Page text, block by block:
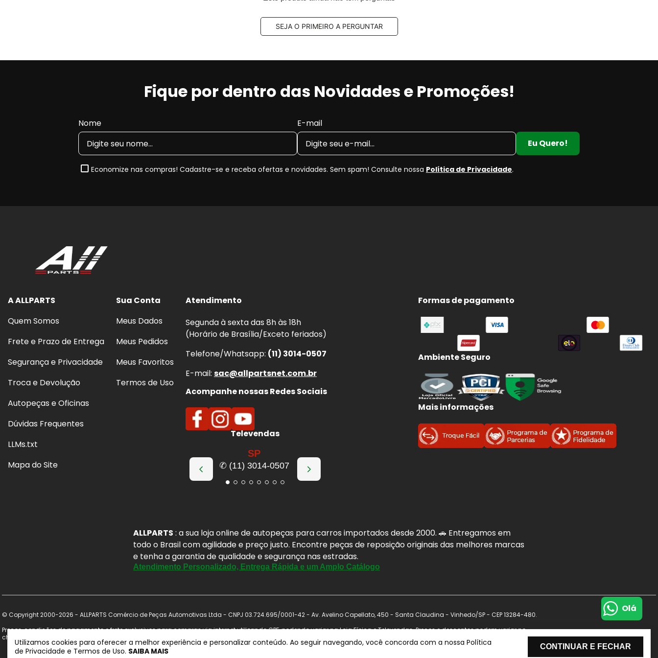
Olá
SEJA O PRIMEIRO A PERGUNTAR
Fique por dentro das Novidades e Promoções!
Nome
E-mail
Eu Quero!
Economize nas compras! Cadastre-se e receba ofertas e novidades. Sem spam! Consulte nossa Política de Privacidade.
A ALLPARTS
Quem Somos
Frete e Prazo de Entrega
Segurança e Privacidade
Troca e Devolução
Autopeças e Oficinas
Dúvidas Frequentes
LLMs.txt
Mapa do Site
Sua Conta
Meus Dados
Meus Pedidos
Meus Favoritos
Termos de Uso
Atendimento
Segunda à sexta das 8h às 18h
(Horário de Brasília/Exceto feriados)
Telefone/Whatsapp: (11) 3014-0507
E-mail: sac@allpartsnet.com.br
Acompanhe nossas Redes Sociais
Televendas
SP
✆ (11) 3014-0507
Formas de pagamento
Ambiente Seguro
Mais informações
ALLPARTS : a sua loja online de autopeças para carros importados desde 2000. 🚗 Entregamos em
todo o Brasil com agilidade e preço justo. Encontre peças de reposição originais das melhores marcas
e tenha a garantia de qualidade e segurança nas estradas.
Atendimento Personalizado, Entrega Rápida e um Amplo Catálogo
© Copyright 2000-2026 - ALLPARTS Comércio de Peças Automotivas Ltda - CNPJ 03.724.695/0001-42 - Av. Avelino Capellato, 450 - Santa Claudina - Vinhedo/SP - CEP 13284-480.
Preços, condições de pagamento e frete exclusivos para compras via internet utilizando CPF, podendo variar na Loja Física e Televendas. Preços e descontos podem variar no
checkout. Certifique-se de revisar o seu carrinho para obter o preço final antes de concluir a compra. Vendas sujeitas a análise e confirmação de dados.
Utilizamos cookies para oferecer a melhor experiência e personalizar conteúdo. Ao seguir navegando, você concorda com a nossa Política
de Privacidade e Termos de Uso. SAIBA MAIS CONTINUAR E FECHAR